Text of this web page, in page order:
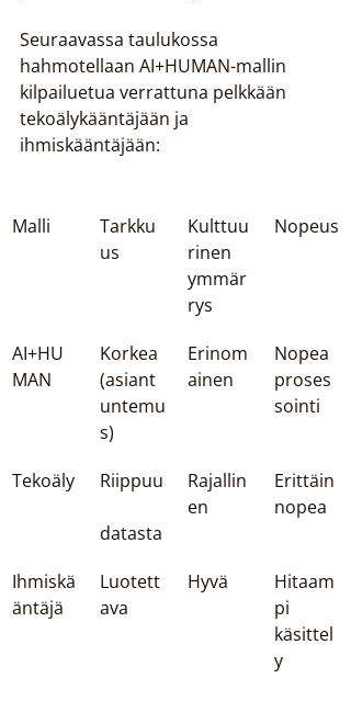
Seuraavassa taulukossa
hahmotellaan AI+HUMAN-mallin
kilpailuetua verrattuna pelkkään
tekoälykääntäjään ja
ihmiskääntäjään:
Malli
Tarkku
us
Kulttuu
rinen
ymmär
rys
Nopeus
AI+HU
MAN
Korkea
(asiant
untemu
s)
Erinom
ainen
Nopea
proses
sointi
Tekoäly Riippuu
datasta
Rajallin
en
Erittäin
nopea
Ihmiskä
äntäjä
Luotett
ava
Hyvä
Hitaam
pi
käsittel
y